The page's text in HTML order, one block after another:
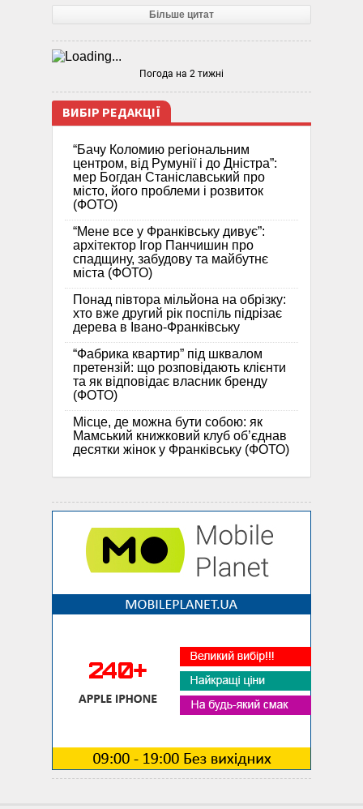
Більше цитат
Погода на 2 тижні
ВИБІР РЕДАКЦІЇ
“Бачу Коломию регіональним
центром, від Румунії і до Дністра”:
мер Богдан Станіславський про
місто, його проблеми і розвиток
(ФОТО)
“Мене все у Франківську дивує”:
архітектор Ігор Панчишин про
спадщину, забудову та майбутнє
міста (ФОТО)
Понад півтора мільйона на обрізку:
хто вже другий рік поспіль підрізає
дерева в Івано-Франківську
“Фабрика квартир” під шквалом
претензій: що розповідають клієнти
та як відповідає власник бренду
(ФОТО)
Місце, де можна бути собою: як
Мамський книжковий клуб об’єднав
десятки жінок у Франківську (ФОТО)